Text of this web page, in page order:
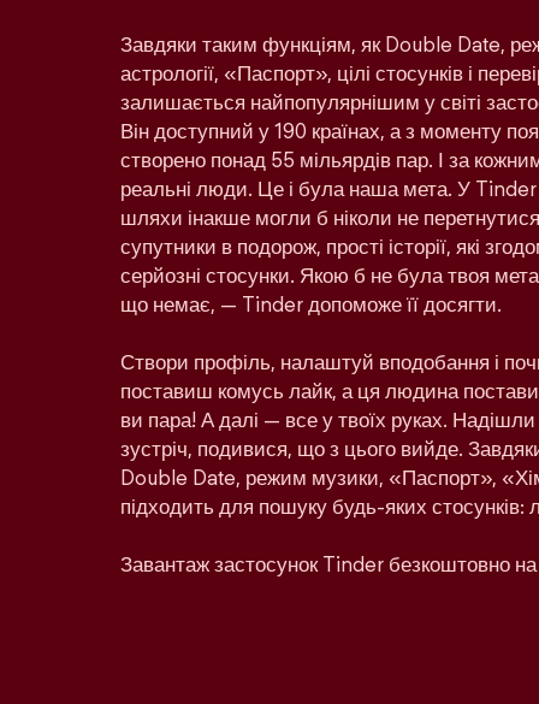
Завдяки таким функціям, як Double Date,
астрології, «Паспорт», цілі стосунків і
залишається найпопулярнішим у світі
Він доступний у 190 країнах, а з моменту
створено понад 55 мільярдів пар. І за
реальні люди. Це і була наша мета. У
шляхи інакше могли б ніколи не
супутники в подорож, прості історії, які
серйозні стосунки. Якою б не була твоя мета
що немає, — Tinder допоможе її досягти.
Створи профіль, налаштуй вподобання і
поставиш комусь лайк, а ця людина
ви пара! А далі — все у твоїх руках.
зустріч, подивися, що з цього вийде.
Double Date, режим музики, «Паспорт»,
підходить для пошуку будь-яких стосунків:
Завантаж застосунок Tinder безкоштовно